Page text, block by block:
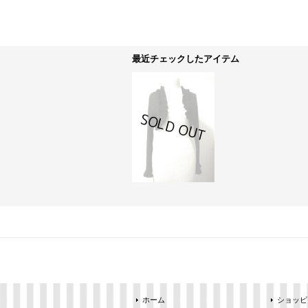
最近チェックしたアイテム
ホーム ショッ